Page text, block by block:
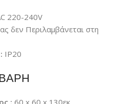
220-240V
δεν Περιλαμβάνεται στη
IP20